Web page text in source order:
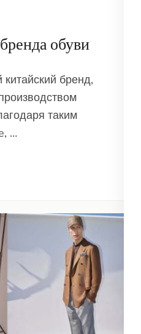
обуви
бренд,
таким
…